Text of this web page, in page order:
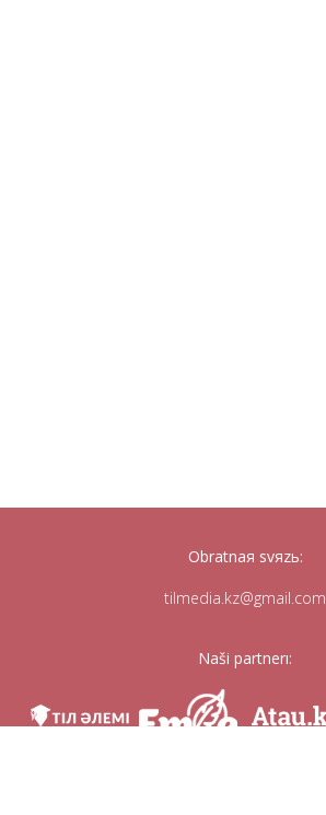
Obratnaя svяzь:
tilmedia.kz@gmail.com
Naši partnerı: